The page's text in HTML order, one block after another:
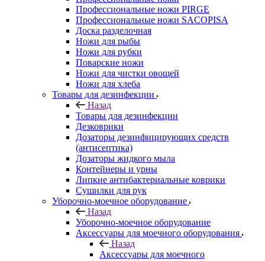
Профессиональные ножи PIRGE
Профессиональные ножи SACOPISA
Доска разделочная
Ножи для рыбы
Ножи для рубки
Поварские ножи
Ножи для чистки овощей
Ножи для хлеба
Товары для дезинфекции
Назад
Товары для дезинфекции
Дезковрики
Дозаторы дезинфицирующих средств
(антисептика)
Дозаторы жидкого мыла
Контейнеры и урны
Липкие антибактериальные коврики
Сушилки для рук
Уборочно-моечное оборудование
Назад
Уборочно-моечное оборудование
Аксессуары для моечного оборудования
Назад
Аксессуары для моечного